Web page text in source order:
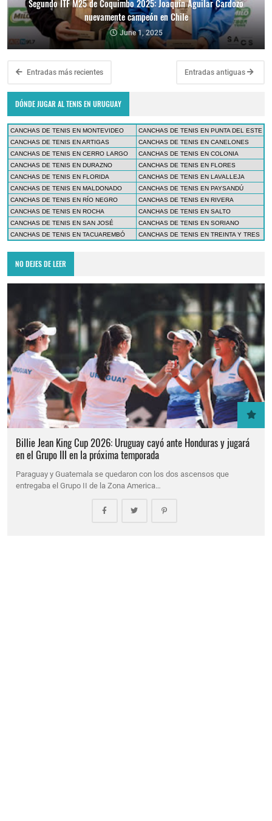
Segundo ITF M25 de Coquimbo 2025: Joaquín Aguilar Cardozo
nuevamente campeón en Chile
June 1, 2025
Entradas más recientes Entradas antiguas
DÓNDE JUGAR AL TENIS EN URUGUAY
CANCHAS DE TENIS EN MONTEVIDEO
CANCHAS DE TENIS EN PUNTA DEL ESTE
CANCHAS DE TENIS EN ARTIGAS
CANCHAS DE TENIS EN CANELONES
CANCHAS DE TENIS EN CERRO LARGO
CANCHAS DE TENIS EN COLONIA
CANCHAS DE TENIS EN DURAZNO
CANCHAS DE TENIS EN FLORES
CANCHAS DE TENIS EN FLORIDA
CANCHAS DE TENIS EN LAVALLEJA
CANCHAS DE TENIS EN MALDONADO
CANCHAS DE TENIS EN PAYSANDÚ
CANCHAS DE TENIS EN RÍO NEGRO
CANCHAS DE TENIS EN RIVERA
CANCHAS DE TENIS EN ROCHA
CANCHAS DE TENIS EN SALTO
CANCHAS DE TENIS EN SAN JOSÉ
CANCHAS DE TENIS EN SORIANO
CANCHAS DE TENIS EN TACUAREMBÓ
CANCHAS DE TENIS EN TREINTA Y TRES
NO DEJES DE LEER
Billie Jean King Cup 2026: Uruguay cayó ante Honduras y jugará
en el Grupo III en la próxima temporada
Paraguay y Guatemala se quedaron con los dos ascensos que
entregaba el Grupo II de la Zona America…